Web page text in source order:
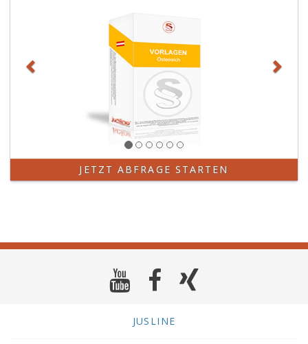
JETZT ABFRAGE STARTEN
JUSLINE